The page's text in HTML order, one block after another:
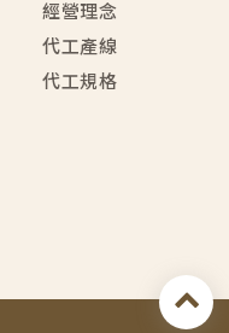
經營理念
代工產線
代工規格